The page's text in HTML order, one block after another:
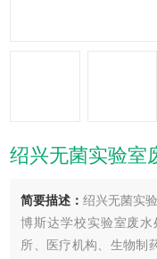
绍兴无菌实验室
简要描述：绍兴无菌实
博斯达学校实验室废
所、医疗机构、生物制